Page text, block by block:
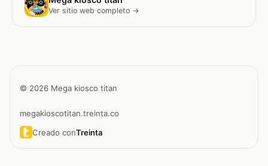
Ver sitio web completo →
© 2026 Mega kiosco titan
megakioscotitan.treinta.co
Creado conTreinta